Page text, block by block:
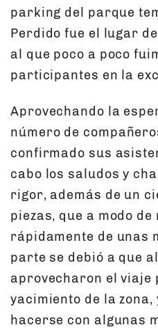
parking del parque
Perdido fue el lugar
al que poco a poco
participantes en la
Aprovechando la
número de
confirmado sus
cabo los saludos y
rigor, además de un
piezas, que a modo
rápidamente de unas
parte se debió a que
aprovecharon el
yacimiento de la
hacerse con algunas